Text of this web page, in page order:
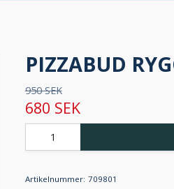
PIZZABUD
950 SEK
680 SEK
Artikelnummer: 709801